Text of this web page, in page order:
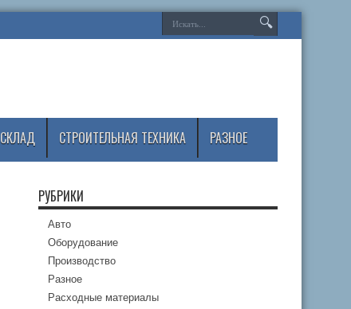
СКЛАД СТРОИТЕЛЬНАЯ ТЕХНИКА РАЗНОЕ
РУБРИКИ
Авто
Оборудование
Производство
Разное
Расходные материалы